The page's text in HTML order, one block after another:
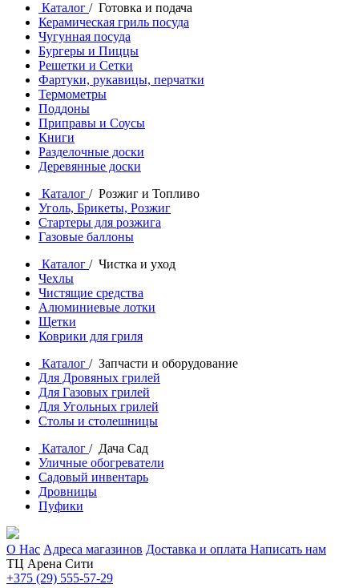
Каталог / Готовка и подача
Керамическая гриль посуда
Чугунная посуда
Бургеры и Пиццы
Решетки и Сетки
Фартуки, рукавицы, перчатки
Термометры
Поддоны
Приправы и Соусы
Книги
Разделочные доски
Деревянные доски
Каталог / Розжиг и Топливо
Уголь, Брикеты, Розжиг
Стартеры для розжига
Газовые баллоны
Каталог / Чистка и уход
Чехлы
Чистящие средства
Алюминиевые лотки
Щетки
Коврики для гриля
Каталог / Запчасти и оборудование
Для Дровяных грилей
Для Газовых грилей
Для Угольных грилей
Столы и столешницы
Каталог / Дача Сад
Уличные обогреватели
Садовый инвентарь
Дровницы
Пуфики
О Нас Адреса магазинов Доставка и оплата Написать нам
ТЦ Арена Сити
+375 (29) 555-57-29